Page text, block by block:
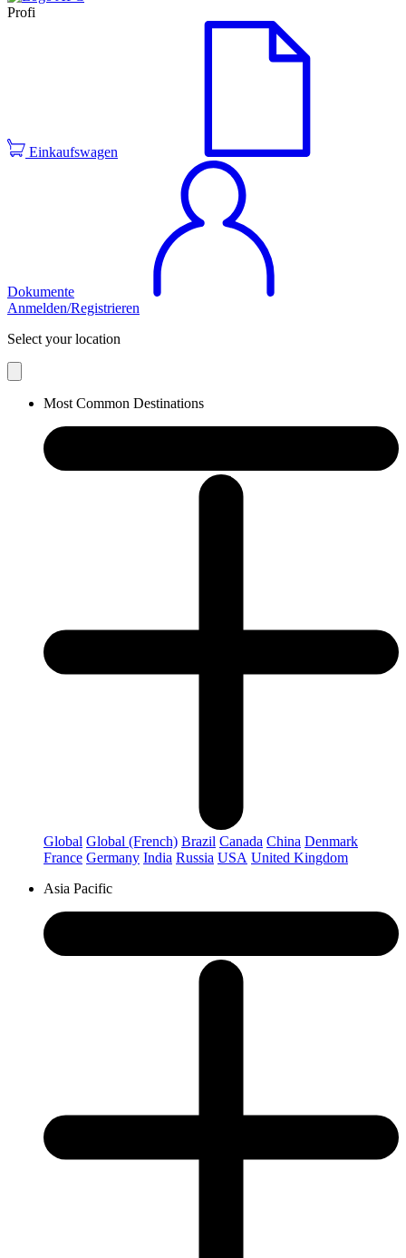
Profi
Einkaufswagen
Dokumente
Anmelden/Registrieren
Select your location
Most Common Destinations
Global Global (French) Brazil Canada China Denmark
France Germany India Russia USA United Kingdom
Asia Pacific